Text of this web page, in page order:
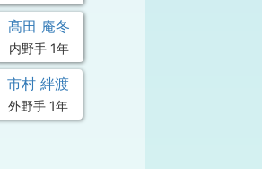
髙田 庵冬
内野手 1年
市村 絆渡
外野手 1年